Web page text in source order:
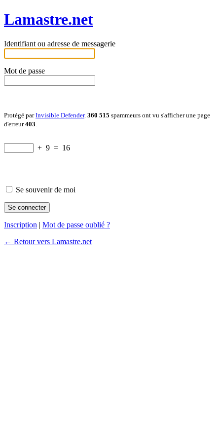
Lamastre.net
Identifiant ou adresse de messagerie
Mot de passe
Protégé parInvisible Defender. 360 515 spammeurs ont vu s'afficher une page
d'erreur403
+ 9 = 16
Se souvenir de moi
Inscription | Mot de passe oublié ?
← Retour vers Lamastre.net